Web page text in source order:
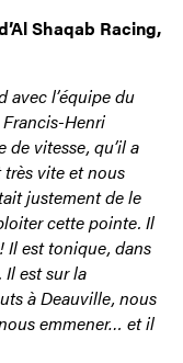
Shaqab Racing,
avec l’équipe du
Henri
de vitesse, qu’il a
vite et nous
justement de le
cette pointe. Il
Il est tonique, dans
est sur la
à Deauville, nous
emmener… et il